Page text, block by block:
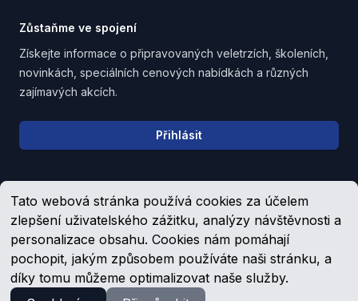
Tato webová stránka používá cookies za účelem
zlepšení uživatelského zážitku, analýzy návštěvnosti a
personalizace obsahu. Cookies nám pomáhají
pochopit, jakým způsobem používáte naši stránku, a
díky tomu můžeme optimalizovat naše služby.
Zůstaňme ve spojení
Získejte informace o připravovaných veletrzích, školeních,
novinkách, speciálních cenových nabídkách a různých
zajímavých akcích.
Email address Přihlásit
Upozornění pro věřitele, společníky a zaměstnance
FacebookYouTube